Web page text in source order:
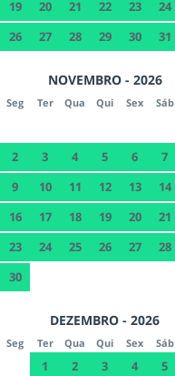
19
20 21 22 23 24
26
27 28 29 30 31
NOVEMBRO - 2026
Seg Ter Qua Qui Sex Sáb
2
3 4 5 6 7
9
10 11 12 13 14
16
17 18 19 20 21
23
24 25 26 27 28
30
DEZEMBRO - 2026
Seg Ter Qua Qui Sex Sáb
1 2 3 4 5